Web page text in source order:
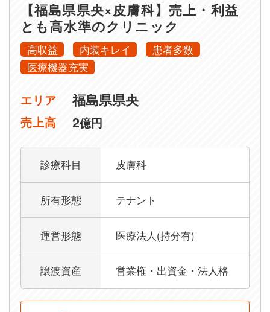
【福島県県央×皮膚科】売上・利益
とも高水準のクリニック
高収益 内装キレイ
患者多数
医療機器充実
エリア 福島県県央
売上高 2億円
診療科目 皮膚科
所有形態 テナント
運営形態 医療法人(持分有)
譲渡資産 営業権・出資金・法人格